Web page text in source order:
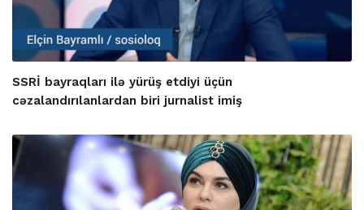
SSRİ bayraqları ilə yürüş etdiyi üçün
cəzalandırılanlardan biri jurnalist imiş